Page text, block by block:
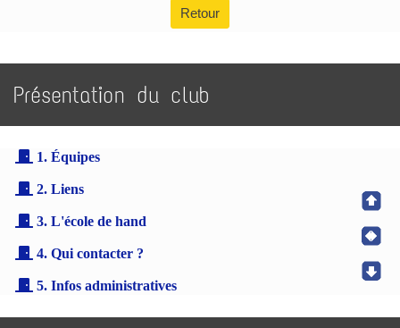
Retour
Présentation du club
1. Équipes
2. Liens
3. L'école de hand
4. Qui contacter ?
5. Infos administratives